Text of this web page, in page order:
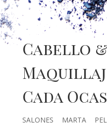
Cabello &
Cada
SALONES MARTA